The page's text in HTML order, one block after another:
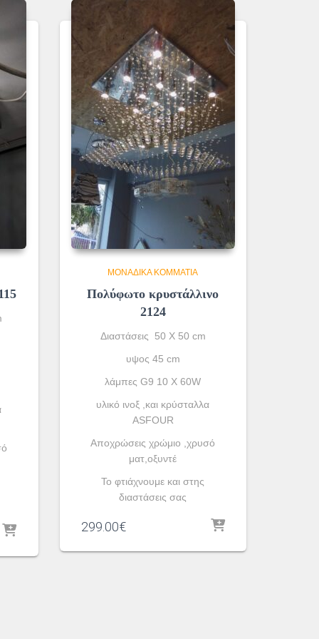
ΜΟΝΆΔΙΚΑ ΚΟΜΜΆΤΙΑ
Πολύφωτο κρυστάλλινο
2124
Διαστάσεις 50 Χ 50 cm
υψος 45 cm
λάμπες G9 10 X 60W
υλικό ινοξ ,και κρύσταλλα
ASFOUR
Aποχρώσεις χρώμιο ,χρυσό
ματ,οξυντέ
To φτιάχνουμε και στης
διαστάσεις σας
299.00€